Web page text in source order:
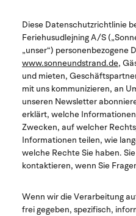
Diese Datenschutzrichtlinie
Feriehusudlejning A/S
„unser“) personenbezogene
www.sonneundstrand.de,
und mieten,
mit uns kommunizieren, an
unseren Newsletter
erklärt, welche
Zwecken, auf welcher
Informationen teilen, wie
welche Rechte Sie haben.
kontaktieren, wenn Sie
Wenn wir die Verarbeitung
frei gegeben, spezifisch,